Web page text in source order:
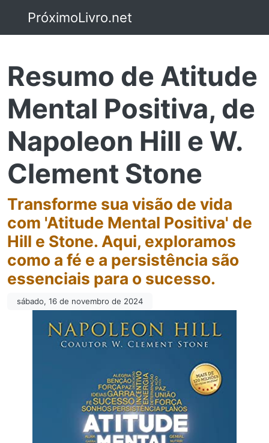
PróximoLivro.net
Resumo de Atitude
Mental Positiva, de
Napoleon Hill e W.
Clement Stone
Transforme sua visão de vida
com 'Atitude Mental Positiva' de
Hill e Stone. Aqui, exploramos
como a fé e a persistência são
essenciais para o sucesso.
sábado, 16 de novembro de 2024